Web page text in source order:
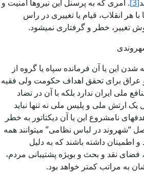
[3]
. امری که به پرسنل این نیروها امنیت و
هر انقلاب، قیام یا تغییری در راس
تغییر، خطر و گرفتاری نمیشود.
این یا آن فرمانده سپاه یا گروه از
عراق برای تحقق اهداف حکومت ولی فقیه
ملی ایران ندارد بلکه با آن در تضاد
ارتش ملی و پلیس ملی نه تنها نباید
نامشروع این یا آن دیکتاتور به خطر
اصل “شهروند در لباس نظامی” میتوانند همه
و اطمینان داشته باشند که به دلیل
فضای نقد و بحث و بویژه پشتیبانی مردم،
به مراتب کمتر خواهد بود.